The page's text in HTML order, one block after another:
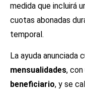
medida que incluirá
cuotas abonadas
temporal.
La ayuda anunciada
mensualidades,
beneficiario, y se